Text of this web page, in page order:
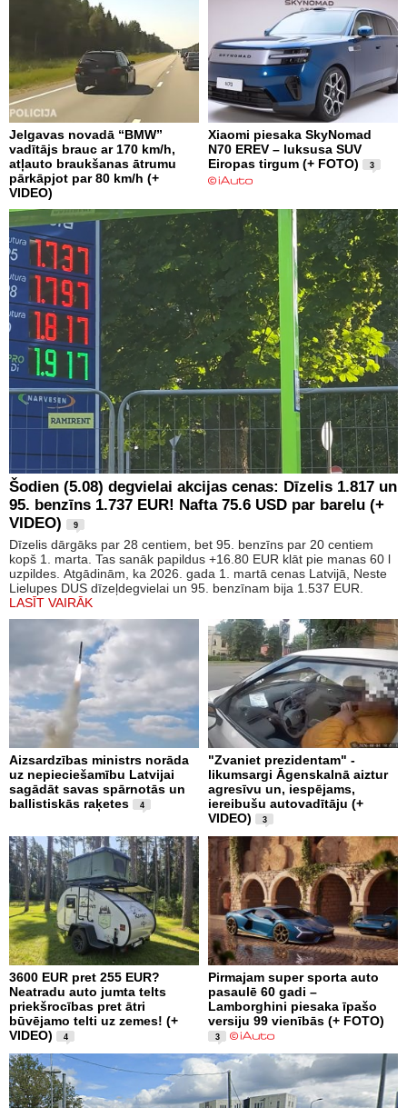
Jelgavas novadā “BMW”
vadītājs brauc ar 170 km/h,
atļauto braukšanas ātrumu
pārkāpjot par 80 km/h (+
VIDEO)
Xiaomi piesaka SkyNomad
N70 EREV – luksusa SUV
Eiropas tirgum (+ FOTO)
3
Šodien (5.08) degvielai akcijas cenas: Dīzelis 1.817 un
95. benzīns 1.737 EUR! Nafta 75.6 USD par barelu (+
VIDEO)
9
Dīzelis dārgāks par 28 centiem, bet 95. benzīns par 20 centiem
kopš 1. marta. Tas sanāk papildus +16.80 EUR klāt pie manas 60 l
uzpildes. Atgādinām, ka 2026. gada 1. martā cenas Latvijā, Neste
Lielupes DUS dīzeļdegvielai un 95. benzīnam bija 1.537 EUR.
LASĪT VAIRĀK
Aizsardzības ministrs norāda
uz nepieciešamību Latvijai
sagādāt savas spārnotās un
ballistiskās raķetes
4
"Zvaniet prezidentam" -
likumsargi Āgenskalnā aiztur
agresīvu un, iespējams,
iereibušu autovadītāju (+
VIDEO)
3
3600 EUR pret 255 EUR?
Neatradu auto jumta telts
priekšrocības pret ātri
būvējamo telti uz zemes! (+
VIDEO)
4
Pirmajam super sporta auto
pasaulē 60 gadi –
Lamborghini piesaka īpašo
versiju 99 vienībās (+ FOTO)
3